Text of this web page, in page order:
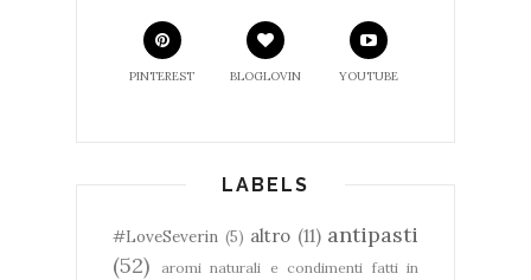
PINTEREST BLOGLOVIN YOUTUBE
LABELS
#LoveSeverin (5) altro (11) antipasti
(52)
aromi naturali e condimenti fatti in